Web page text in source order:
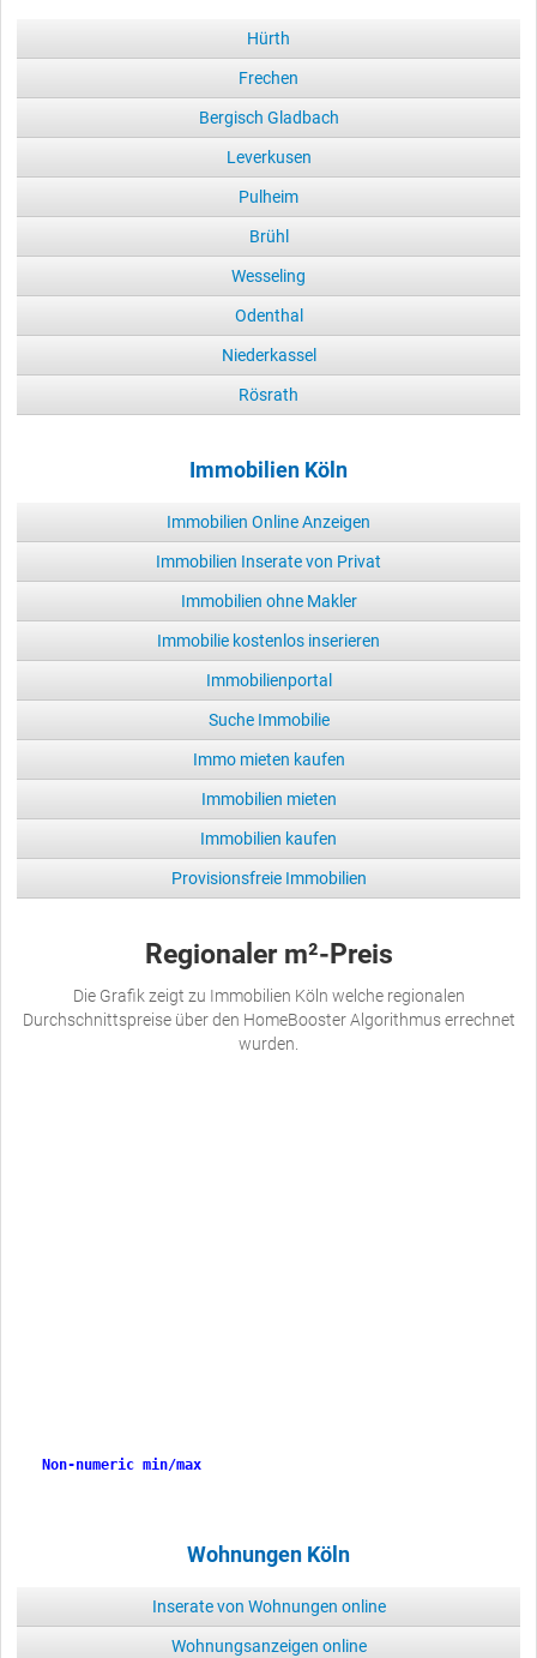
Hürth
Frechen
Bergisch Gladbach
Leverkusen
Pulheim
Brühl
Wesseling
Odenthal
Niederkassel
Rösrath
Immobilien Köln
Immobilien Online Anzeigen
Immobilien Inserate von Privat
Immobilien ohne Makler
Immobilie kostenlos inserieren
Immobilienportal
Suche Immobilie
Immo mieten kaufen
Immobilien mieten
Immobilien kaufen
Provisionsfreie Immobilien
Regionaler m²-Preis
Die Grafik zeigt zu Immobilien Köln welche regionalen
Durchschnittspreise über den HomeBooster Algorithmus errechnet
wurden.
Non-numeric min/max
Non-numeric min/max
Wohnungen Köln
Inserate von Wohnungen online
Wohnungsanzeigen online